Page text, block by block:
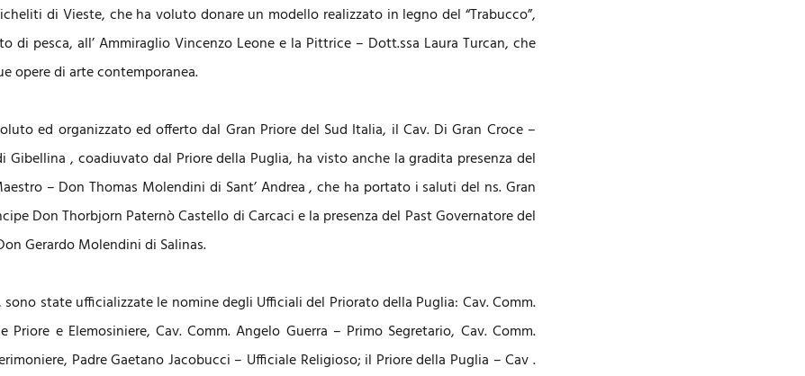
di Vieste, che ha voluto donare un modello realizzato in legno del “Trabucco”,
di pesca, all’ Ammiraglio Vincenzo Leone e la Pittrice – Dott.ssa Laura Turcan, che
opere di arte contemporanea.
ed organizzato ed offerto dal Gran Priore del Sud Italia, il Cav. Di Gran Croce –
Gibellina , coadiuvato dal Priore della Puglia, ha visto anche la gradita presenza del
– Don Thomas Molendini di Sant’ Andrea , che ha portato i saluti del ns. Gran
Don Thorbjorn Paternò Castello di Carcaci e la presenza del Past Governatore del
Gerardo Molendini di Salinas.
sono state ufficializzate le nomine degli Ufficiali del Priorato della Puglia: Cav. Comm.
e Elemosiniere, Cav. Comm. Angelo Guerra – Primo Segretario, Cav. Comm.
Padre Gaetano Jacobucci – Ufficiale Religioso; il Priore della Puglia – Cav .